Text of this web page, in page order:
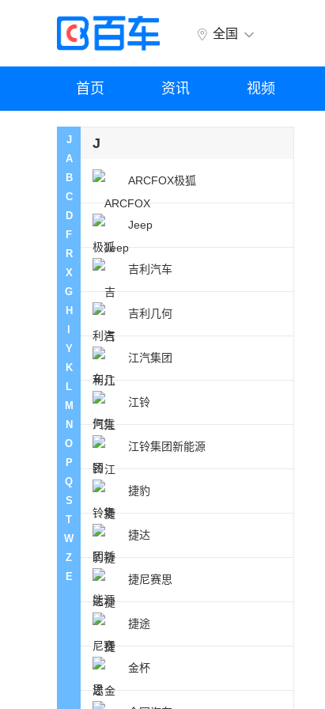
全国
首页 资讯 视频
J
A
B
C
D
F
R
X
G
H
Y
K
L
M
N
O
P
Q
S
T
W
Z
E
J
ARCFOX极狐
Jeep
吉利汽车
吉利几何
江汽集团
江铃
江铃集团新能源
捷豹
捷达
捷尼赛思
捷途
金杯